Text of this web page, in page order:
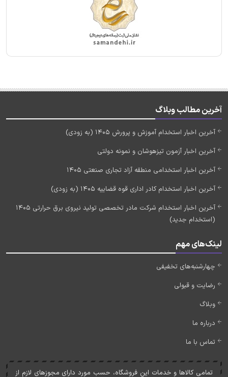
آخرین مطالب وبلاگ
آخرین اخبار استخدام آموزش و پرورش 1405 (به زودی)
آخرین اخبار آزمون تیزهوشان و نمونه دولتی
آخرین اخبار استخدامی منطقه آزاد تجاری صنعتی 1405
آخرین اخبار استخدام کادر اداری قوه قضاییه 1405 (به زودی)
آخرین اخبار استخدام شرکت مادر تخصصی تولید نیروی برق حرارتی 1405
(استخدام جدید)
لینک‌های مهم
چهارشنبه‌های تخفیفی
رضایت و قبولی
وبلاگ
درباره ما
تماس با ما
تمامی کالاها و خدمات اين فروشگاه، حسب مورد دارای مجوزهای لازم از